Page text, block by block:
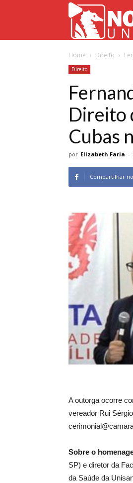
Home Direito
Direito
Direito
Cubas
por Elizabeth Faria -
Compartilhar
A outorga ocorre
vereador Rui
Sobre o
SP) e diretor da
da Saúde da